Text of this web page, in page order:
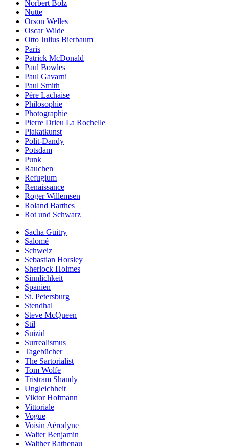
Norbert Bolz
Nutte
Orson Welles
Oscar Wilde
Otto Julius Bierbaum
Paris
Patrick McDonald
Paul Bowles
Paul Gavarni
Paul Smith
Père Lachaise
Philosophie
Photographie
Pierre Drieu La Rochelle
Plakatkunst
Polit-Dandy
Potsdam
Punk
Rauchen
Refugium
Renaissance
Roger Willemsen
Roland Barthes
Rot und Schwarz
Sacha Guitry
Salomé
Schweiz
Sebastian Horsley
Sherlock Holmes
Sinnlichkeit
Spanien
St. Petersburg
Stendhal
Steve McQueen
Stil
Suizid
Surrealismus
Tagebücher
The Sartorialist
Tom Wolfe
Tristram Shandy
Ungleichheit
Viktor Hofmann
Vittoriale
Vogue
Voisin Aérodyne
Walter Benjamin
Walther Rathenau